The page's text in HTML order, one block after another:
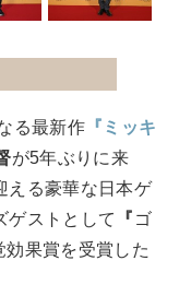
る最新作 『ミッキ
が5年ぶりに来
える豪華な日本ゲ
ゲストとして
『 ゴ
果賞を受賞した